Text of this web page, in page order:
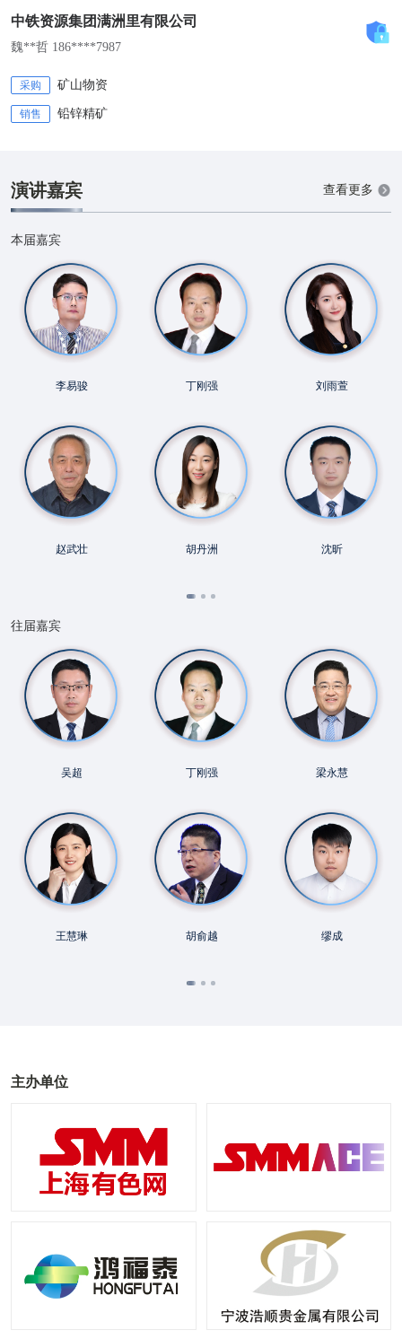
中铁资源集团满洲里有限公司
魏**哲 186****7987
采购 矿山物资
销售 铅锌精矿
演讲嘉宾 查看更多
本届嘉宾
李易骏
赵武壮
丁刚强
胡丹洲
刘雨萱
沈昕
往届嘉宾
吴超
王慧琳
丁刚强
胡俞越
梁永慧
缪成
主办单位